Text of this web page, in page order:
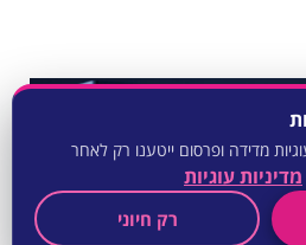
מדידה ופרסום ייטענו רק לאחר
מדיניות עוגיות
רק חיוני